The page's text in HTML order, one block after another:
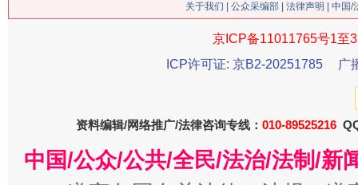
今
关于我们 公众采编部 法律声明 | 中国
京ICP备11011765号1至
ICP许可证: 京B2-20251785
广
资料编辑/网络推广/法律咨询专线： 010-89525216
中国/公众/公共/全民/法治/法制/新